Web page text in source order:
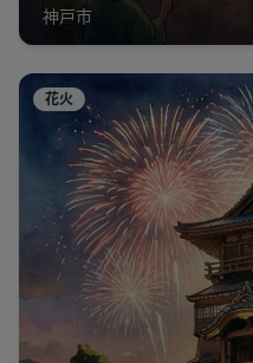
神戸市
花火